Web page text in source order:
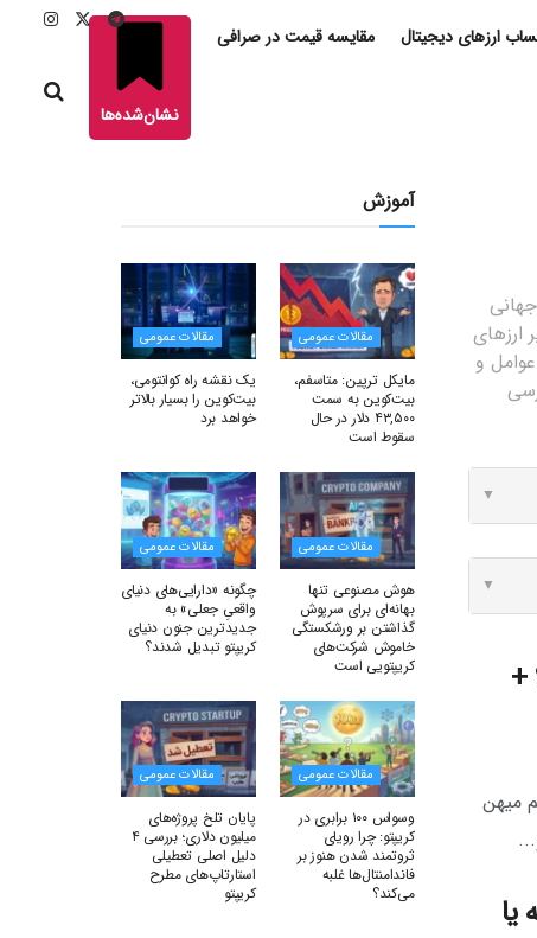
ارزهای دیجیتال مقایسه قیمت در صرافی
نشان‌شده‌ها
ارزهای
و
▼
▼
+
میهن
یا
آموزش
مقالات عمومی
مایکل ترپین: متاسفم،
بیت‌کوین به سمت
۴۳,۵۰۰ دلار در حال
سقوط است
مقالات عمومی
یک نقشه راه کوانتومی،
بیت‌کوین را بسیار بالاتر
خواهد برد
مقالات عمومی
هوش مصنوعی تنها
بهانه‌ای برای سرپوش
گذاشتن بر ورشکستگی
خاموش شرکت‌های
کریپتویی است
مقالات عمومی
چگونه «دارایی‌های دنیای
واقعیِ جعلی» به
جدیدترین جنون دنیای
کریپتو تبدیل شدند؟
مقالات عمومی
وسواس ۱۰۰ برابری در
کریپتو: چرا رویای
ثروتمند شدن هنوز بر
فاندامنتال‌ها غلبه
می‌کند؟
مقالات عمومی
پایان تلخ پروژه‌های
میلیون دلاری؛ بررسی ۴
دلیل اصلی تعطیلی
استارتاپ‌های مطرح
کریپتو